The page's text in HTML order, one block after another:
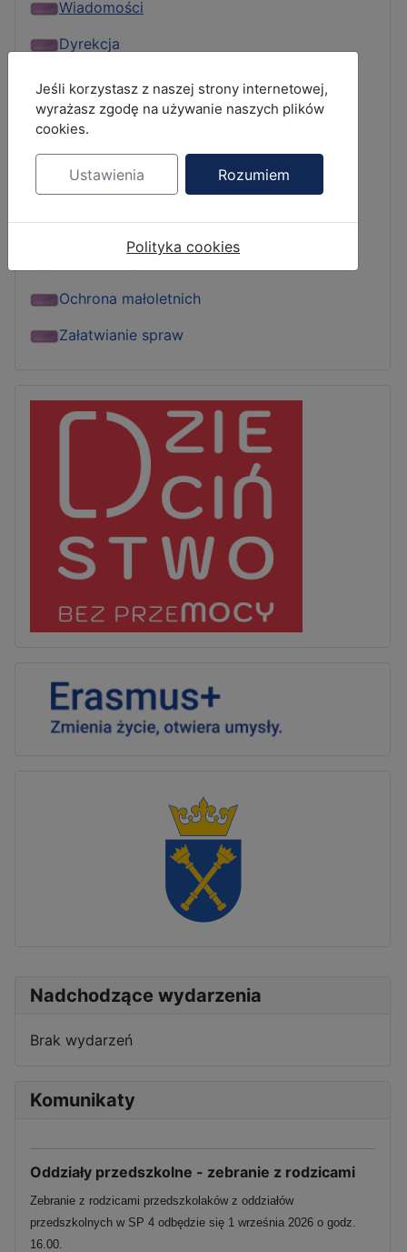
Nadchodzące wydarzenia
Brak wydarzeń
Komunikaty
Oddziały przedszkolne - zebranie z rodzicami
Zebranie z rodzicami przedszkolaków z oddziałów
przedszkolnych w SP 4 odbędzie się 1 września 2026 o godz.
16.00.
Wiadomości
Dyrekcja
Grono pedagogiczne
Kontakty
Kalendarium
Dziennik elektroniczny
Biblioteka szkolna
Dokumenty szkolne
Ochrona małoletnich
Załatwianie spraw
MOD_JBCOOKIES_LANG_HEADER_DEFAULT
Jeśli korzystasz z naszej strony internetowej,
wyrażasz zgodę na używanie naszych plików
cookies.
Ustawienia Rozumiem
Polityka cookies